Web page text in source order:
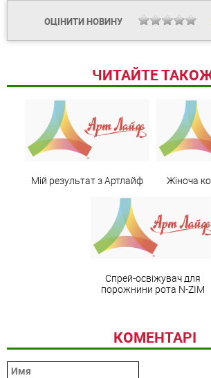
ОЦІНИТИ НОВИНУ
ЧИТАЙТЕ
Мій результат з Артлайф Жіноча
Спрей-освіжувач для
порожнини рота N-ZIM
КОМЕНТАРІ